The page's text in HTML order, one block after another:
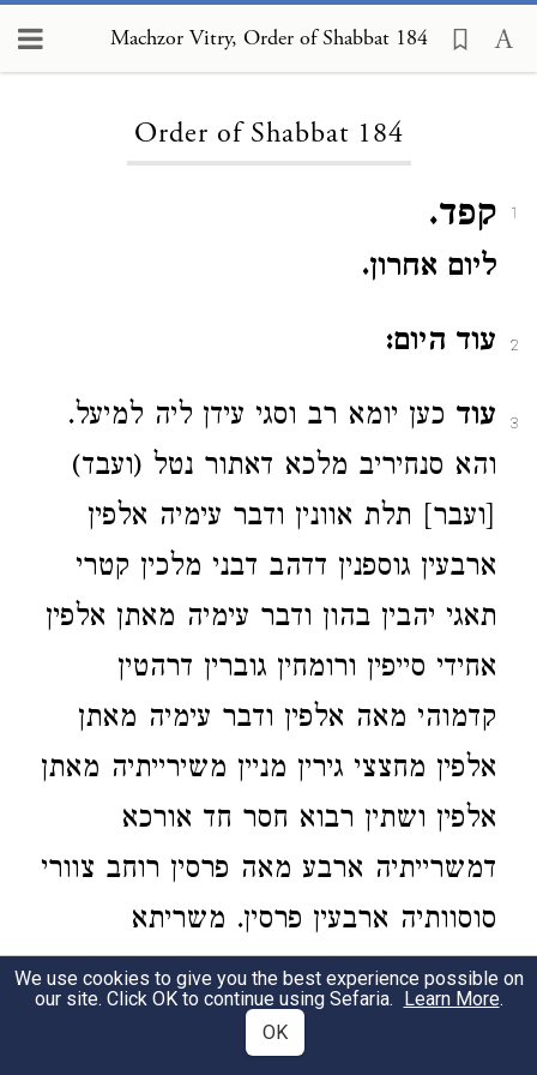
Machzor Vitry, Order of Shabbat 184
Order of Shabbat 184
1 קפד.
ליום אחרון.
2 עוד היום:
3 עוד כען יומא רב וסגי עידן ליה למיעל.
והא סנחיריב מלכא דאתור נטל (ועבד)
[ועבר] תלת אוונין ודבר עימיה אלפין
ארבעין גוספנין דדהב דבני מלכין קטרי
תאגי יהבין בהון ודבר עימיה מאתן אלפין
אחידי סייפין ורומחין גוברין דרהטין
קדמוהי מאה אלפין ודבר עימיה מאתן
אלפין מחצצי גירין מניין משירייתיה מאתן
אלפין ושתין רבוא חסר חד אורכא
דמשרייתיה ארבע מאה פרסין רוחב צוורי
סוסוותיה ארבעין פרסין. משריתא
קדמאה כד עברו בירדנא שתו מיא דהוו
בירדנא משריתא תניינא כד עברו בירדנא
We use cookies to give you the best experience possible on
our site. Click OK to continue using Sefaria. Learn More.
OK